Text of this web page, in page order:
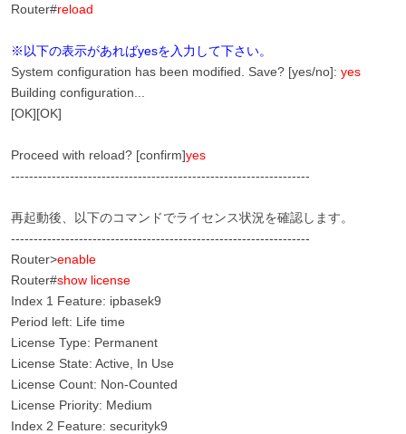
Router#reload
※以下の表示があればyesを入力して下さい。
System configuration has been modified. Save? [yes/no]: yes
Building configuration...
[OK][OK]
Proceed with reload? [confirm]yes
------------------------------------------------------------------
再起動後、以下のコマンドでライセンス状況を確認します。
------------------------------------------------------------------
Router>enable
Router#show license
Index 1 Feature: ipbasek9
Period left: Life time
License Type: Permanent
License State: Active, In Use
License Count: Non-Counted
License Priority: Medium
Index 2 Feature: securityk9